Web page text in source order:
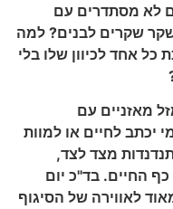
לא מסתדרים עם
שקרים לבנים? למה
אחד לכיוון שלו בלי
מאזניים עם
יכתב לחיים או למוות
מצד לצד,
החיים. בד"כ יום
לאווירה של הסיגוף